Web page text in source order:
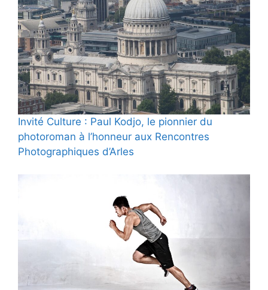
Invité Culture : Paul Kodjo, le pionnier du
photoroman à l’honneur aux Rencontres
Photographiques d’Arles